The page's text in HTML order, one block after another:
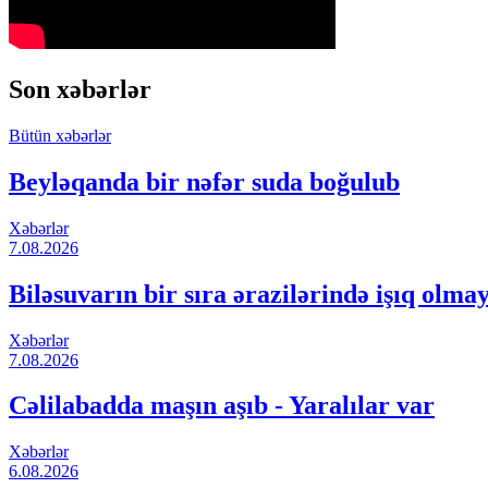
Son xəbərlər
Bütün xəbərlər
Beyləqanda bir nəfər suda boğulub
Xəbərlər
7.08.2026
Biləsuvarın bir sıra ərazilərində işıq
Xəbərlər
7.08.2026
Cəlilabadda maşın aşıb - Yaralılar var
Xəbərlər
6.08.2026